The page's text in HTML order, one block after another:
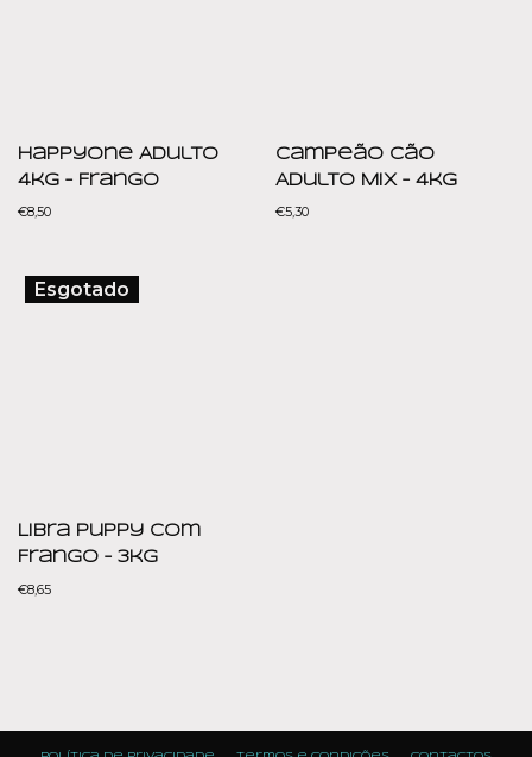
HappyOne Adulto
4kg – Frango
€8,50
Campeão Cão
Adulto Mix – 4kg
€5,30
Esgotado
Libra Puppy com
Frango – 3kg
€8,65